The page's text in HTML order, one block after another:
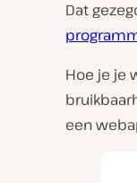
Dat
Hoe je je
een